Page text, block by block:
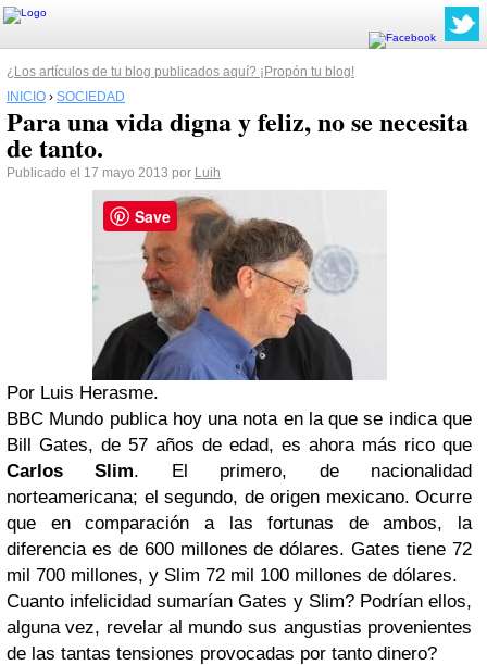
¿Los artículos de tu blog publicados aquí? ¡Propón tu blog!
INICIO › SOCIEDAD
Para una vida digna y feliz, no se necesita
de tanto.
Publicado el 17 mayo 2013 por Luih
Por Luis Herasme.
BBC Mundo publica hoy una nota en la que se indica que
Bill Gates, de 57 años de edad, es ahora más rico que
Carlos Slim. El primero, de nacionalidad
norteamericana; el segundo, de origen mexicano. Ocurre
que en comparación a las fortunas de ambos, la
diferencia es de 600 millones de dólares. Gates tiene 72
mil 700 millones, y Slim 72 mil 100 millones de dólares.
Cuanto infelicidad sumarían Gates y Slim? Podrían ellos,
alguna vez, revelar al mundo sus angustias provenientes
de las tantas tensiones provocadas por tanto dinero?
Save